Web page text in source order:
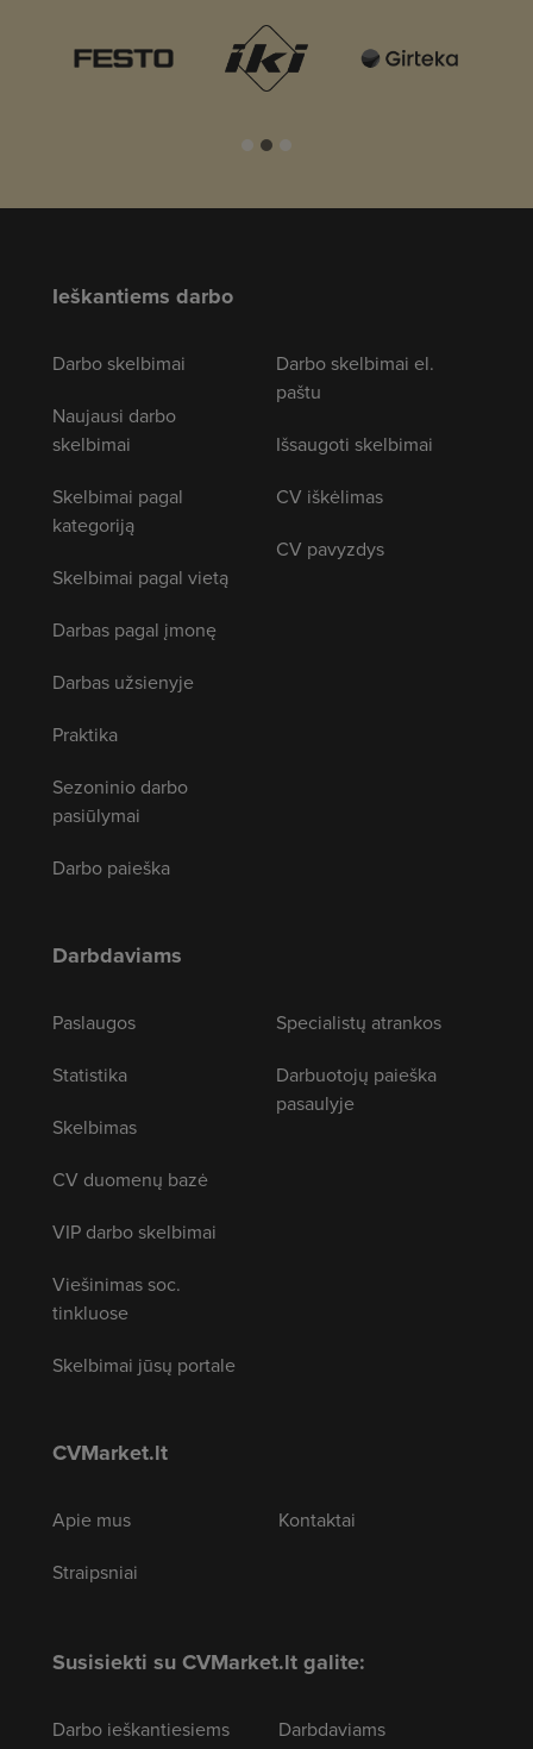
Ieškantiems darbo
Darbo skelbimai
Naujausi darbo
skelbimai
Skelbimai pagal
kategoriją
Skelbimai pagal vietą
Darbas pagal įmonę
Darbas užsienyje
Praktika
Sezoninio darbo
pasiūlymai
Darbo paieška
Darbo skelbimai el.
paštu
Išsaugoti skelbimai
CV iškėlimas
CV pavyzdys
Darbdaviams
Paslaugos
Statistika
Skelbimas
CV duomenų bazė
VIP darbo skelbimai
Viešinimas soc.
tinkluose
Skelbimai jūsų portale
Specialistų atrankos
Darbuotojų paieška
pasaulyje
CVMarket.lt
Apie mus
Straipsniai
Kontaktai
Susisiekti su CVMarket.lt galite:
Darbo ieškantiesiems Darbdaviams